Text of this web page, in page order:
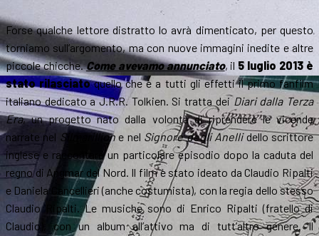
Forse qualche lettore distratto lo avrà dimenticato, per questo
torniamo sull’argomento, ma con nuove immagini inedite e altre
piccole chicche.Come avevamo annunciato, il 5 luglio 2013 è
stato rilasciatoquello che è a tutti gli effetti il primo fanfilm
italiano dedicato a J.R.R. Tolkien. Si tratta deiDiari dalla Terza
Era, un progetto nato dalla volontà di riprendere le vicende
narrate nel Silmarillione nel Signore degli Anellidello scrittore
inglese e raccontare un particolare episodio dopo la caduta del
regno di Angmar del Nord. Il film è stato ideato da Claudio Ripalti
e Daniela Cancellieri (anche costumista), con la regia dello stesso
Claudio Ripalti. Le musiche sono di Enrico Ripalti (fratello di
Claudio), con un album all’attivo ma di tutt’altro genere. Il